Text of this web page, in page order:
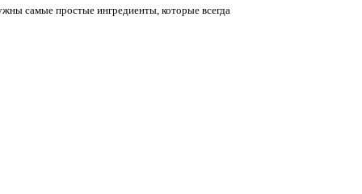
самые простые ингредиенты, которые всегда